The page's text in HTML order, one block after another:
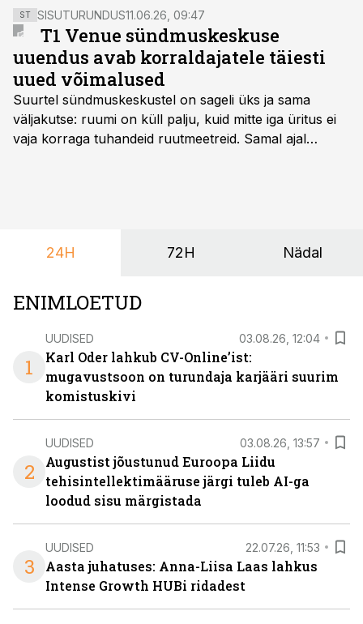
ST SISUTURUNDUS11.06.26, 09:47
T1 Venue sündmuskeskuse
uuendus avab korraldajatele täiesti
uued võimalused
Suurtel sündmuskeskustel on sageli üks ja sama
väljakutse: ruumi on küll palju, kuid mitte iga üritus ei
vaja korraga tuhandeid ruutmeetreid. Samal ajal
nendele vajadustele vastanud uuendusega, mis pakub
24H 72H Nädal
ENIMLOETUD
1
UUDISED 03.08.26, 12:04
Karl Oder lahkub CV-Online’ist:
mugavustsoon on turundaja karjääri suurim
komistuskivi
2
UUDISED 03.08.26, 13:57
Augustist jõustunud Euroopa Liidu
tehisintellektimääruse järgi tuleb AI-ga
loodud sisu märgistada
3
UUDISED 22.07.26, 11:53
Aasta juhatuses: Anna-Liisa Laas lahkus
Intense Growth HUBi ridadest